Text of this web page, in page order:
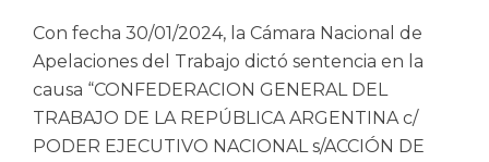
Con fecha 30/01/2024, la Cámara Nacional de
Apelaciones del Trabajo dictó sentencia en la
causa “CONFEDERACION GENERAL DEL
TRABAJO DE LA REPÚBLICA ARGENTINA c/
PODER EJECUTIVO NACIONAL s/ACCIÓN DE